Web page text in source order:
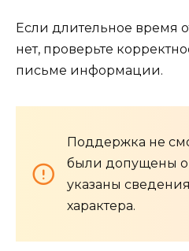
Если длительное время
нет, проверьте
письме информации.
Поддержка не
были допущены
указаны
характера.